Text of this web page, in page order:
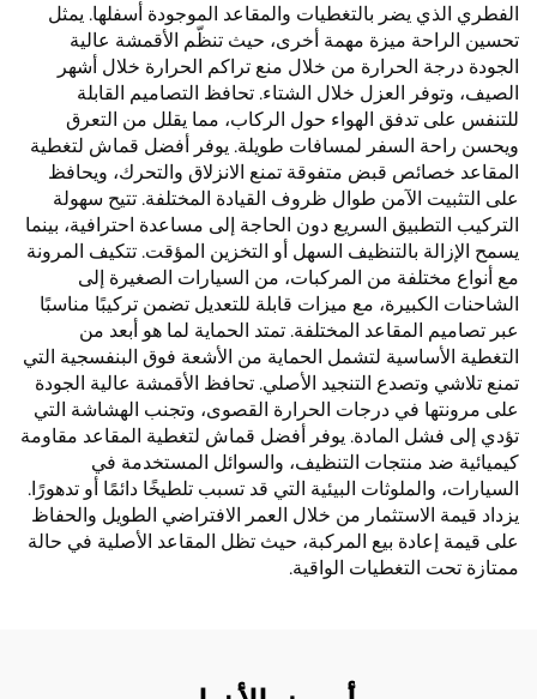
الفطري الذي يضر بالتغطيات والمقاعد الموجودة أسفلها. يمثل
تحسين الراحة ميزة مهمة أخرى، حيث تنظّم الأقمشة عالية
الجودة درجة الحرارة من خلال منع تراكم الحرارة خلال أشهر
الصيف، وتوفر العزل خلال الشتاء. تحافظ التصاميم القابلة
للتنفس على تدفق الهواء حول الركاب، مما يقلل من التعرق
ويحسن راحة السفر لمسافات طويلة. يوفر أفضل قماش لتغطية
المقاعد خصائص قبض متفوقة تمنع الانزلاق والتحرك، ويحافظ
على التثبيت الآمن طوال ظروف القيادة المختلفة. تتيح سهولة
التركيب التطبيق السريع دون الحاجة إلى مساعدة احترافية، بينما
يسمح الإزالة بالتنظيف السهل أو التخزين المؤقت. تتكيف المرونة
مع أنواع مختلفة من المركبات، من السيارات الصغيرة إلى
الشاحنات الكبيرة، مع ميزات قابلة للتعديل تضمن تركيبًا مناسبًا
عبر تصاميم المقاعد المختلفة. تمتد الحماية لما هو أبعد من
التغطية الأساسية لتشمل الحماية من الأشعة فوق البنفسجية التي
تمنع تلاشي وتصدع التنجيد الأصلي. تحافظ الأقمشة عالية الجودة
على مرونتها في درجات الحرارة القصوى، وتجنب الهشاشة التي
تؤدي إلى فشل المادة. يوفر أفضل قماش لتغطية المقاعد مقاومة
كيميائية ضد منتجات التنظيف، والسوائل المستخدمة في
السيارات، والملوثات البيئية التي قد تسبب تلطيخًا دائمًا أو تدهورًا.
يزداد قيمة الاستثمار من خلال العمر الافتراضي الطويل والحفاظ
على قيمة إعادة بيع المركبة، حيث تظل المقاعد الأصلية في حالة
ممتازة تحت التغطيات الواقية.